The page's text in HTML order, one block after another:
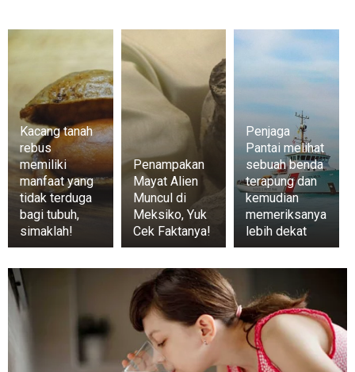
Kacang tanah
rebus
memiliki
manfaat yang
tidak terduga
bagi tubuh,
simaklah!
Penampakan
Mayat Alien
Muncul di
Meksiko, Yuk
Cek Faktanya!
Penjaga
Pantai melihat
sebuah benda
terapung dan
kemudian
memeriksanya
lebih dekat